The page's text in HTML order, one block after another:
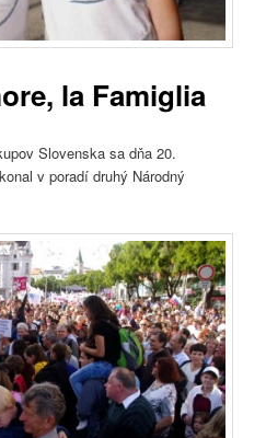
la Famiglia
Slovenska sa dňa 20.
v poradí druhý Národný